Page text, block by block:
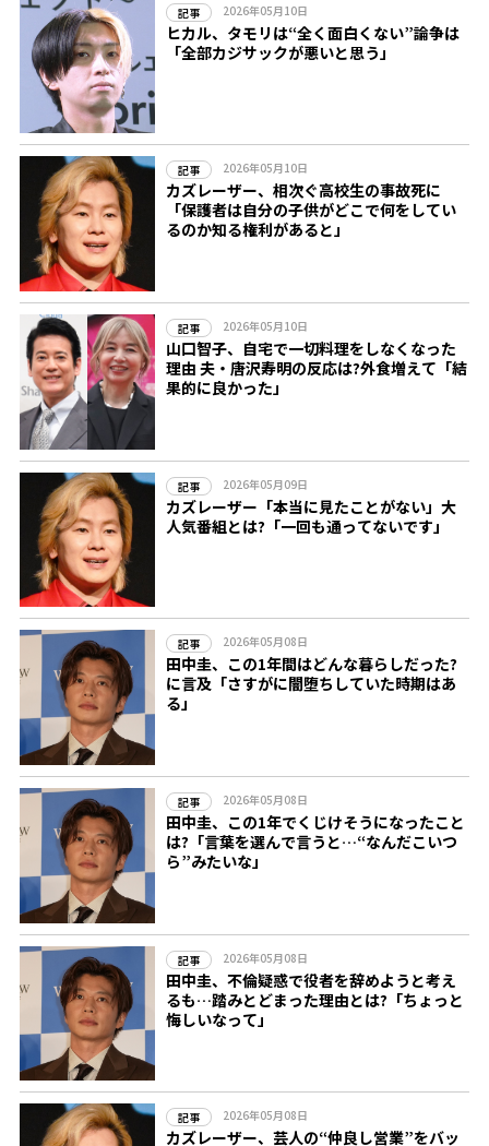
記事 2026年05月10日
ヒカル、タモリは“全く面白くない”論争は
「全部カジサックが悪いと思う」
記事 2026年05月10日
カズレーザー、相次ぐ高校生の事故死に
「保護者は自分の子供がどこで何をしてい
るのか知る権利があると」
記事 2026年05月10日
山口智子、自宅で一切料理をしなくなった
理由 夫・唐沢寿明の反応は?外食増えて「結
果的に良かった」
記事 2026年05月09日
カズレーザー「本当に見たことがない」大
人気番組とは?「一回も通ってないです」
記事 2026年05月08日
田中圭、この1年間はどんな暮らしだった?
に言及「さすがに闇堕ちしていた時期はあ
る」
記事 2026年05月08日
田中圭、この1年でくじけそうになったこと
は?「言葉を選んで言うと…“なんだこいつ
ら”みたいな」
記事 2026年05月08日
田中圭、不倫疑惑で役者を辞めようと考え
るも…踏みとどまった理由とは?「ちょっと
悔しいなって」
記事 2026年05月08日
カズレーザー、芸人の“仲良し営業”をバッ